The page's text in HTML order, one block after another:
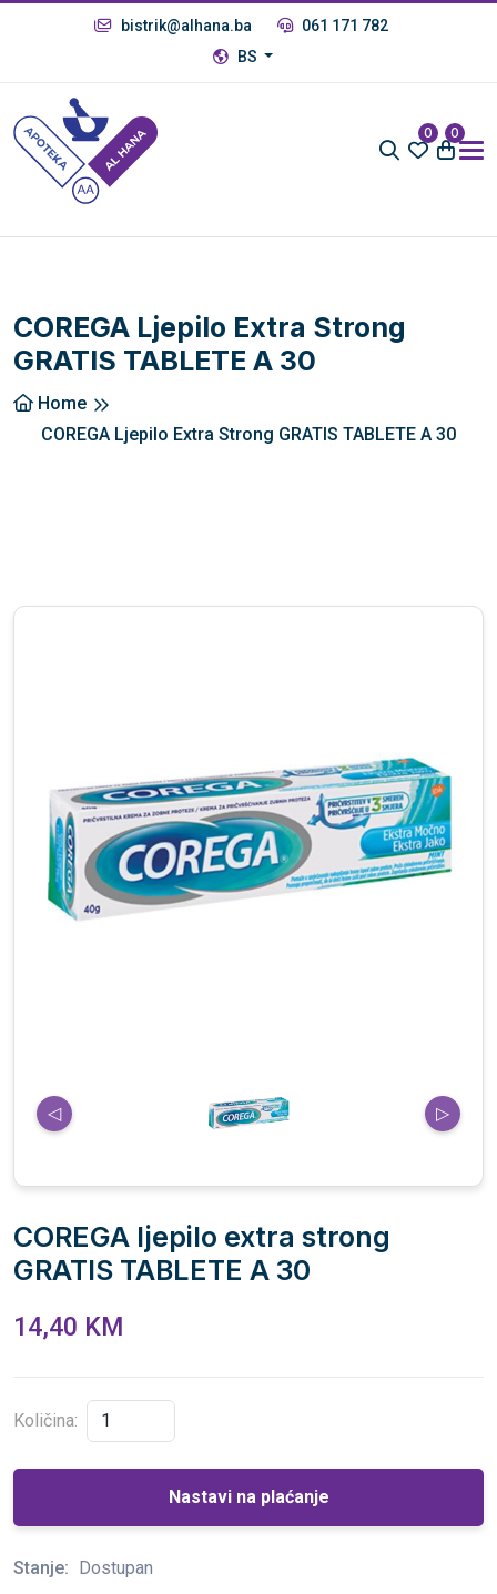
bistrik@alhana.ba
061 171 782
BS
0 0
COREGA Ljepilo Extra Strong
GRATIS TABLETE A 30
Home
COREGA Ljepilo Extra Strong GRATIS TABLETE A 30
◁ ▷
COREGA ljepilo extra strong
GRATIS TABLETE A 30
14,40 KM
Količina:
Nastavi na plaćanje
Stanje: Dostupan